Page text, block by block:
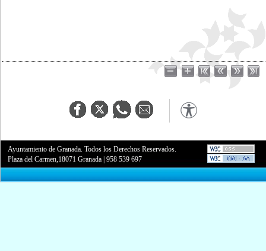
Ayuntamiento de Granada. Todos los Derechos Reservados.
Plaza del Carmen,18071 Granada |958 539 697